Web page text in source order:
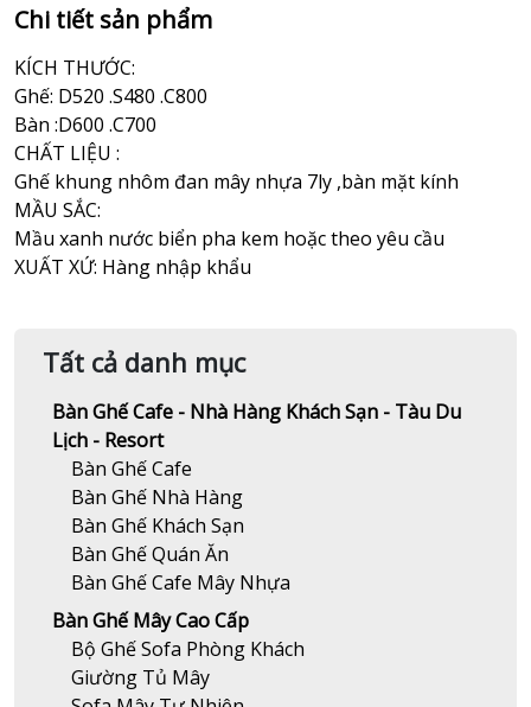
Chi tiết sản phẩm
KÍCH THƯỚC:
Ghế: D520 .S480 .C800
Bàn :D600 .C700
CHẤT LIỆU :
Ghế khung nhôm đan mây nhựa 7ly ,bàn mặt kính
MẦU SẮC:
Mầu xanh nước biển pha kem hoặc theo yêu cầu
XUẤT XỨ: Hàng nhập khẩu
Tất cả danh mục
Bàn Ghế Cafe - Nhà Hàng Khách Sạn - Tàu Du
Lịch - Resort
Bàn Ghế Cafe
Bàn Ghế Nhà Hàng
Bàn Ghế Khách Sạn
Bàn Ghế Quán Ăn
Bàn Ghế Cafe Mây Nhựa
Bàn Ghế Mây Cao Cấp
Bộ Ghế Sofa Phòng Khách
Giường Tủ Mây